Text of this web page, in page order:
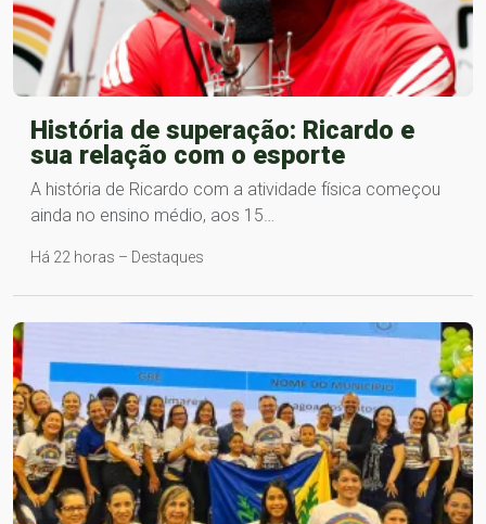
História de superação: Ricardo e
sua relação com o esporte
A história de Ricardo com a atividade física começou
ainda no ensino médio, aos 15…
Há 22 horas – Destaques